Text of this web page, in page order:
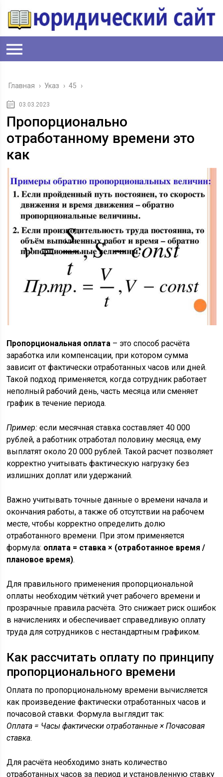
Главная › Указ › 45 ›
03.03.2023
Пропорционально
отработанному времени это
как
Пропорциональная оплата – это способ расчёта
заработка или компенсации, при котором сумма
зависит от фактически отработанных часов или дней.
Такой подход применяется, когда сотрудник работает
неполный рабочий день, часть месяца или сменяет
график в течение периода.
Пример: если месячная ставка составляет 40 000
рублей, а работник отработал половину месяца, ему
выплатят около 20 000 рублей. Такой расчет позволяет
корректно учитывать фактическую нагрузку без
излишних доплат или удержаний.
Важно учитывать точные данные о времени начала и
окончания работы, а также об отсутствии на рабочем
месте, чтобы корректно определить долю
отработанного времени. При этом применяется
формула: оплата = ставка × (отработанное время /
плановое время).
Для правильного применения пропорциональной
оплаты необходим чёткий учет рабочего времени и
прозрачные правила расчёта. Это снижает риск ошибок
в начислениях и обеспечивает справедливую оплату
труда для сотрудников с нестандартным графиком.
Как рассчитать оплату по принципу
пропорционального времени
Оплата по пропорциональному времени вычисляется
как произведение фактически отработанных часов и
почасовой ставки. Формула выглядит так:
Оплата = Часы фактически отработанные × Почасовая
ставка.
Для расчёта необходимо знать количество
отработанных часов за период и установленную ставку